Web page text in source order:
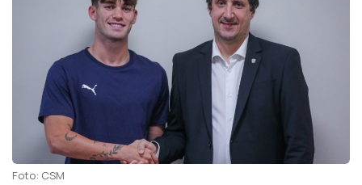
Foto: CSM